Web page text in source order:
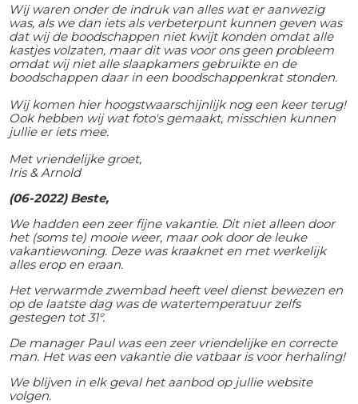
Wij waren onder de indruk van alles wat er aanwezig
was, als we dan iets als verbeterpunt kunnen geven was
dat wij de boodschappen niet kwijt konden omdat alle
kastjes volzaten, maar dit was voor ons geen probleem
omdat wij niet alle slaapkamers gebruikte en de
boodschappen daar in een boodschappenkrat stonden.
Wij komen hier hoogstwaarschijnlijk nog een keer terug!
Ook hebben wij wat foto's gemaakt, misschien kunnen
jullie er iets mee.
Met vriendelijke groet,
Iris & Arnold
(06-2022) Beste,
We hadden een zeer fijne vakantie. Dit niet alleen door
het (soms te) mooie weer, maar ook door de leuke
vakantiewoning. Deze was kraaknet en met werkelijk
alles erop en eraan.
Het verwarmde zwembad heeft veel dienst bewezen en
op de laatste dag was de watertemperatuur zelfs
gestegen tot 31°.
De manager Paul was een zeer vriendelijke en correcte
man. Het was een vakantie die vatbaar is voor herhaling!
We blijven in elk geval het aanbod op jullie website
volgen.